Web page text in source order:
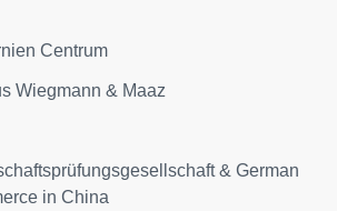
Centrum
Wiegmann & Maaz
& German
in China